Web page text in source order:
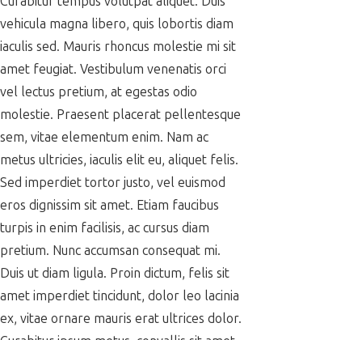
vehicula magna libero, quis lobortis diam
iaculis sed. Mauris rhoncus molestie mi sit
amet feugiat. Vestibulum venenatis orci
vel lectus pretium, at egestas odio
molestie. Praesent placerat pellentesque
sem, vitae elementum enim. Nam ac
metus ultricies, iaculis elit eu, aliquet felis.
Sed imperdiet tortor justo, vel euismod
eros dignissim sit amet. Etiam faucibus
turpis in enim facilisis, ac cursus diam
pretium. Nunc accumsan consequat mi.
Duis ut diam ligula. Proin dictum, felis sit
amet imperdiet tincidunt, dolor leo lacinia
ex, vitae ornare mauris erat ultrices dolor.